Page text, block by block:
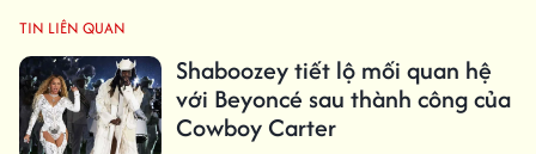
TIN LIÊN QUAN
Shaboozey tiết lộ mối quan hệ
với Beyoncé sau thành công của
Cowboy Carter